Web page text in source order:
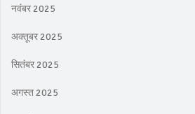
नवंबर 2025
अक्तूबर 2025
सितंबर 2025
अगस्त 2025